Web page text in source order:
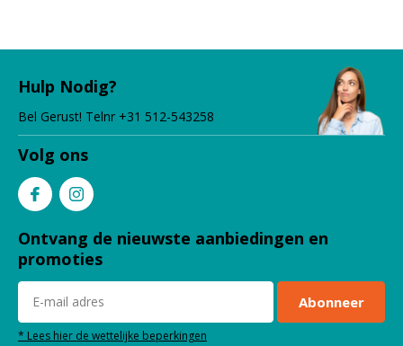
Hulp Nodig?
Bel Gerust! Telnr +31 512-543258
Volg ons
Ontvang de nieuwste aanbiedingen en
promoties
Abonneer
* Lees hier de wettelijke beperkingen